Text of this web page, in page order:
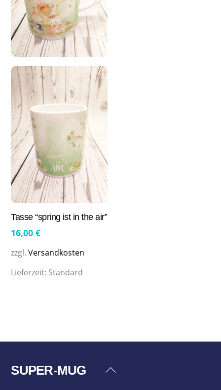
Tasse “spring ist in the air”
16,00€
zzgl.Versandkosten
Lieferzeit: Standard
Back
SUPER-MUG